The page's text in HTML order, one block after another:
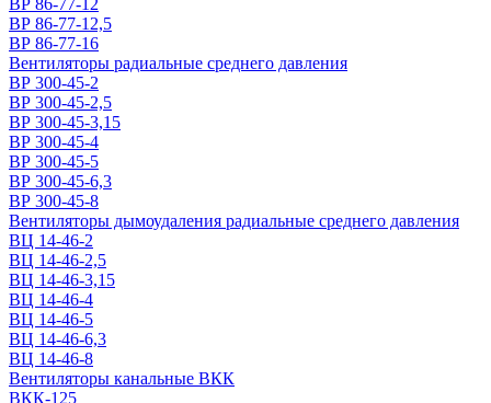
ВР 86-77-12
ВР 86-77-12,5
ВР 86-77-16
Вентиляторы радиальные среднего давления
ВР 300-45-2
ВР 300-45-2,5
ВР 300-45-3,15
ВР 300-45-4
ВР 300-45-5
ВР 300-45-6,3
ВР 300-45-8
Вентиляторы дымоудаления радиальные среднего давления
ВЦ 14-46-2
ВЦ 14-46-2,5
ВЦ 14-46-3,15
ВЦ 14-46-4
ВЦ 14-46-5
ВЦ 14-46-6,3
ВЦ 14-46-8
Вентиляторы канальные ВКК
ВКК-125